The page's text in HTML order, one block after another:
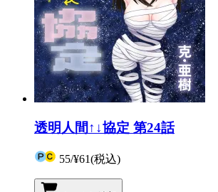
透明人間↑↓協定 第24話
55/¥61(税込)